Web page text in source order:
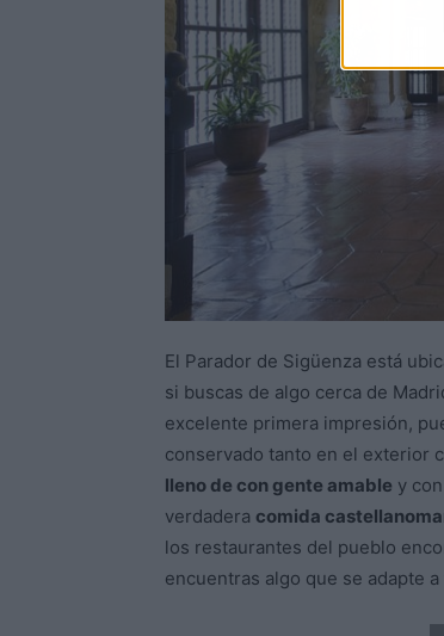
El Parador de Sigüenza está
si buscas de algo cerca de
excelente primera impresión,
conservado tanto en el exterior
lleno de con gente amable y
verdadera comida
los restaurantes del pueblo
encuentras algo que se adapte